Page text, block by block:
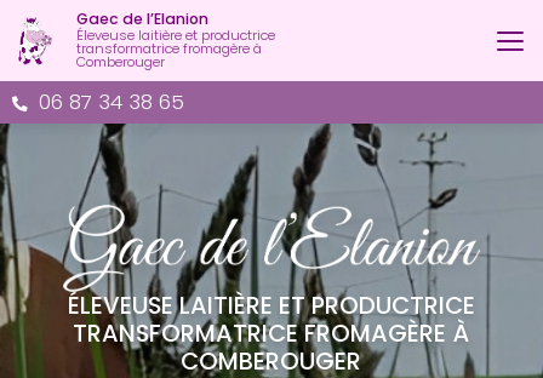
Aller
au
contenu
principal
06 87 34 38 65
Gaec de l’Elanion
Éleveuse laitière et productrice
transformatrice fromagère à
Comberouger
ÉLEVEUSE LAITIÈRE ET PRODUCTRICE
TRANSFORMATRICE FROMAGÈRE À
COMBEROUGER